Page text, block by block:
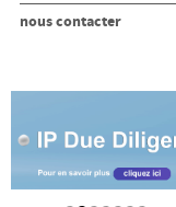
nous contacter